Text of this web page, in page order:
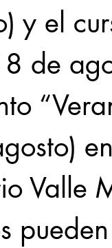
y el
de
Valle